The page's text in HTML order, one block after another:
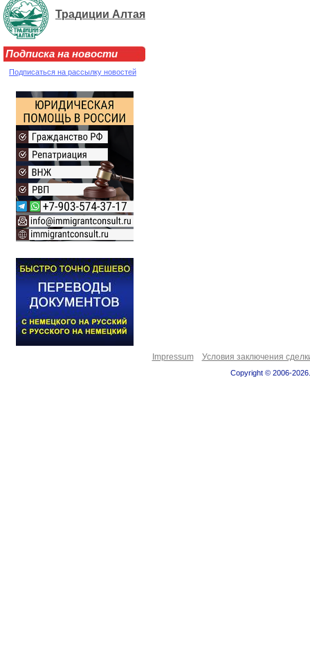
Традиции Алтая
Подписка на новости
Подписаться на рассылку новостей
Impressum Условия заключения
Copyright © 2006-